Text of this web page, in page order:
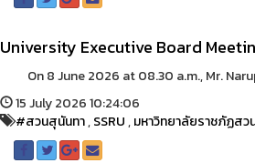
University Executive Board
On 8 June 2026 at 08.30 a.m., Mr.
15 July 2026 10:24:06
#สวนสุนันทา,SSRU,มหาวิทยาลัยราชภัฏสว